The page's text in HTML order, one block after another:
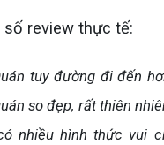
review thực tế:
tuy đường đi đến
so đẹp, rất thiên
nhiều hình thức vui